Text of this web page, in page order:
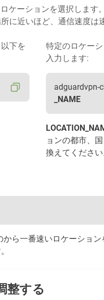
ケーションを選択します。
に近いほど、通信速度は
下を
特定のロケー
入力します:
adguardvpn-
_NAME
ョンの都市、
換えてください
ら一番速いロケーショ
整する